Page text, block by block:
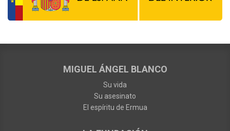
MIGUEL ÁNGEL BLANCO
Su vida
Su asesinato
El espíritu de Ermua